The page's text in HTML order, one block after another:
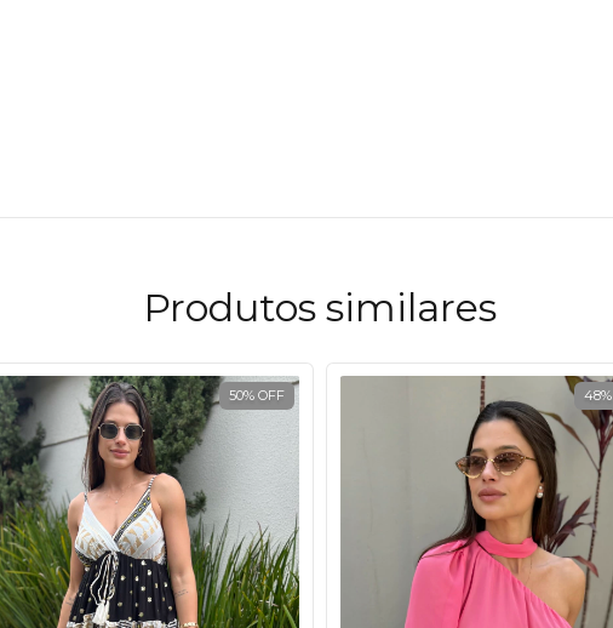
Produtos similares
50% OFF 48%